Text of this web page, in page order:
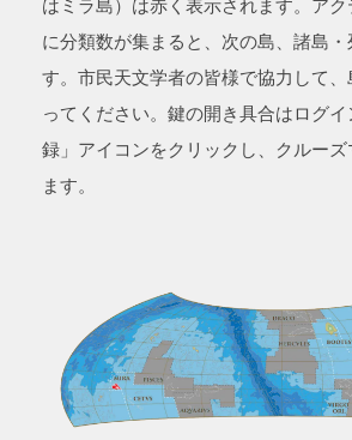
はミラ島）は赤く表示されます。ア
に分類数が集まると、次の島、諸島・
す。市民天文学者の皆様で協力して
ってください。鍵の開き具合はログ
録」アイコンをクリックし、クルーズ
ます。